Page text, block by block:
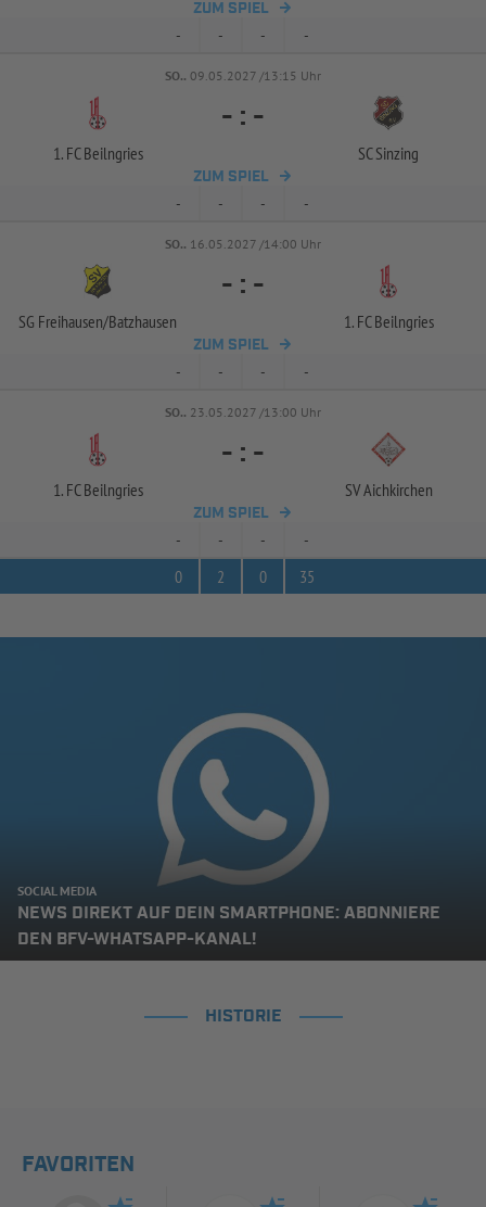
ZUM SPIEL
- - - -
SO.. 09.05.2027 /13:15 Uhr
1. FC Beilngries
- : -
SC Sinzing
ZUM SPIEL
- - - -
SO.. 16.05.2027 /14:00 Uhr
SG Freihausen/Batzhausen
- : -
1. FC Beilngries
ZUM SPIEL
- - - -
SO.. 23.05.2027 /13:00 Uhr
1. FC Beilngries
- : -
SV Aichkirchen
ZUM SPIEL
- - -
-
0
2 0 35
SOCIAL MEDIA
NEWS DIREKT AUF DEIN SMARTPHONE: ABONNIERE
DEN BFV-WHATSAPP-KANAL!
HISTORIE
FAVORITEN